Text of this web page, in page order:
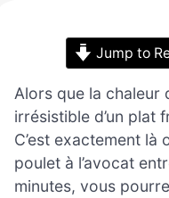
Jump to
Alors que la chaleur
irrésistible d’un plat
C’est exactement là
poulet à l’avocat
minutes, vous